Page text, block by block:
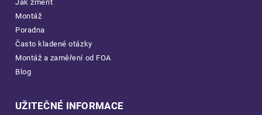
Jak změřit
Montáž
Poradna
Často kladené otázky
Montáž a zaměření od FOA
Blog
UŽITEČNÉ INFORMACE